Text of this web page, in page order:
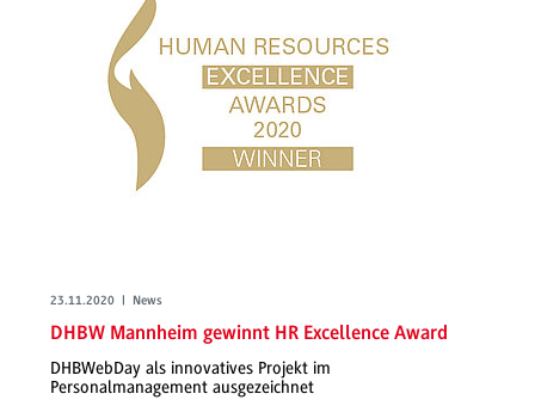
23.11.2020 | News
DHBW Mannheim gewinnt HR Excellence Award
DHBWebDay als innovatives Projekt im
Personalmanagement ausgezeichnet